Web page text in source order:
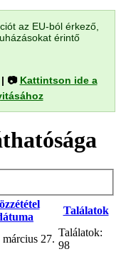
az EU-ból érkező,
érintő
| 📷 Kattintson ide a
Találatok
március 27.
Találatok:
98